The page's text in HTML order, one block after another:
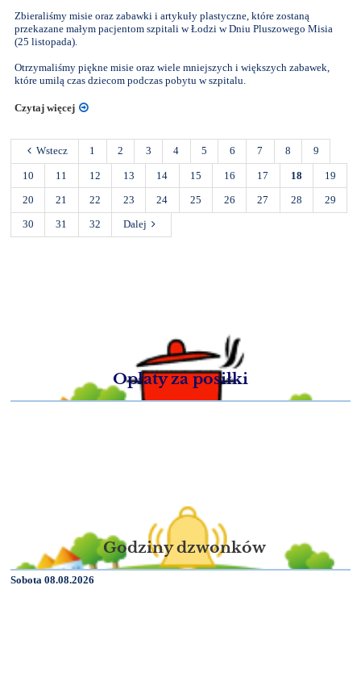
Zbieraliśmy misie oraz zabawki i artykuły plastyczne, które zostaną
przekazane małym pacjentom szpitali w Łodzi w Dniu Pluszowego Misia
(25 listopada).
Otrzymaliśmy piękne misie oraz wiele mniejszych i większych zabawek,
które umilą czas dziecom podczas pobytu w szpitalu.
Czytaj więcej
Wstecz 1 2 3 4 5 6 7 8 9
10 11 12 13 14 15 16 17 18 19
20 21 22 23 24 25 26 27 28 29
30 31 32 Dalej
Opłaty za posiłki
Godziny dzwonków
Sobota 08.08.2026